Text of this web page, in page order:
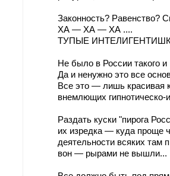
Законность? Равенство?
ХА — ХА — ХА ....
ТУПЫЕ
Не было в России такого и
Да и ненужно это все
Все это — лишь красивая
внемлющих гипнотическо-
Раздать куски "пирога
их изредка — куда проще
деятельности всяких там
вон — рырами не вышли...